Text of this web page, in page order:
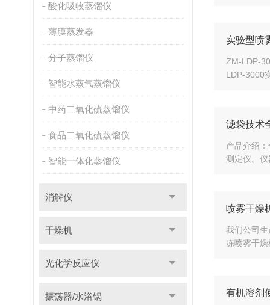
酸化吸收蒸馏仪
薄膜蒸发器
分子蒸馏仪
智能水蒸气蒸馏仪
中药二氧化硫蒸馏仪
食品二氧化硫蒸馏仪
智能一体化蒸馏仪
消解仪
干燥机
光化学反应仪
振荡器/水浴锅
实验型喷
ZM-LDP-
LDP-3000
滤袋技术
产品介绍
测定仪。
喷雾干燥
我们公司
冻喷雾干
有机溶剂